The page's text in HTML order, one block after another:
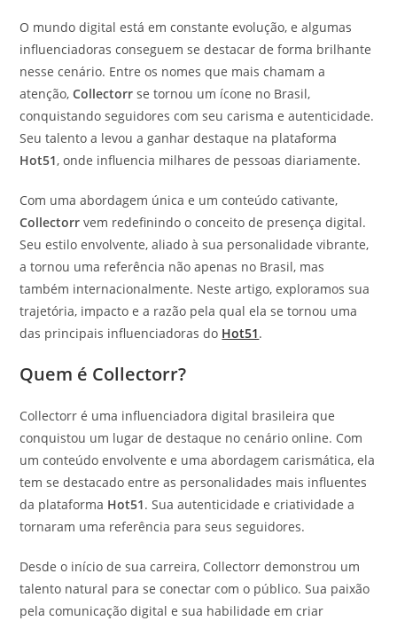
O mundo digital está em constante evolução, e algumas
influenciadoras conseguem se destacar de forma brilhante
nesse cenário. Entre os nomes que mais chamam a
atenção,Collectorr se tornou um ícone no Brasil,
conquistando seguidores com seu carisma e autenticidade.
Seu talento a levou a ganhar destaque na plataforma
Hot51, onde influencia milhares de pessoas diariamente.
Com uma abordagem única e um conteúdo cativante,
Collectorr vem redefinindo o conceito de presença digital.
Seu estilo envolvente, aliado à sua personalidade vibrante,
a tornou uma referência não apenas no Brasil, mas
também internacionalmente. Neste artigo, exploramos sua
trajetória, impacto e a razão pela qual ela se tornou uma
das principais influenciadoras do Hot51.
Quem é Collectorr?
Collectorr é uma influenciadora digital brasileira que
conquistou um lugar de destaque no cenário online. Com
um conteúdo envolvente e uma abordagem carismática, ela
tem se destacado entre as personalidades mais influentes
da plataforma Hot51. Sua autenticidade e criatividade a
tornaram uma referência para seus seguidores.
Desde o início de sua carreira, Collectorr demonstrou um
talento natural para se conectar com o público. Sua paixão
pela comunicação digital e sua habilidade em criar